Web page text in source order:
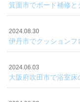
箕面市でボード補修と
2024.08.30
伊丹市でクッションフ
2024.06.03
大阪府吹田市で浴室床